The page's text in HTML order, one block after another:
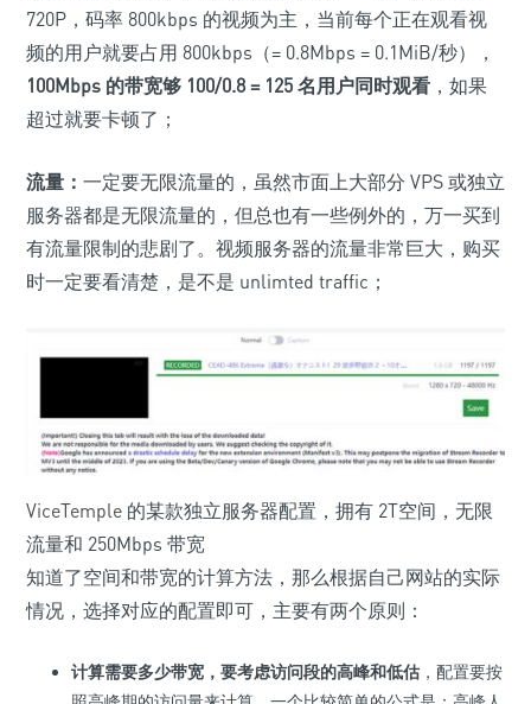
720P，码率 800kbps 的视频为主，当前每个正在观看视
频的用户就要占用 800kbps（= 0.8Mbps = 0.1MiB/秒），
100Mbps 的带宽够 100/0.8 = 125 名用户同时观看 ，如果
超过就要卡顿了；
流量： 一定要无限流量的，虽然市面上大部分 VPS 或独立
服务器都是无限流量的，但总也有一些例外的，万一买到
有流量限制的悲剧了。视频服务器的流量非常巨大，购买
时一定要看清楚，是不是 unlimted traffic；
ViceTemple 的某款独立服务器配置，拥有 2T空间，无限
流量和 250Mbps 带宽
知道了空间和带宽的计算方法，那么根据自己网站的实际
情况，选择对应的配置即可，主要有两个原则：
计算需要多少带宽，要考虑访问段的高峰和低估 ，配置要按